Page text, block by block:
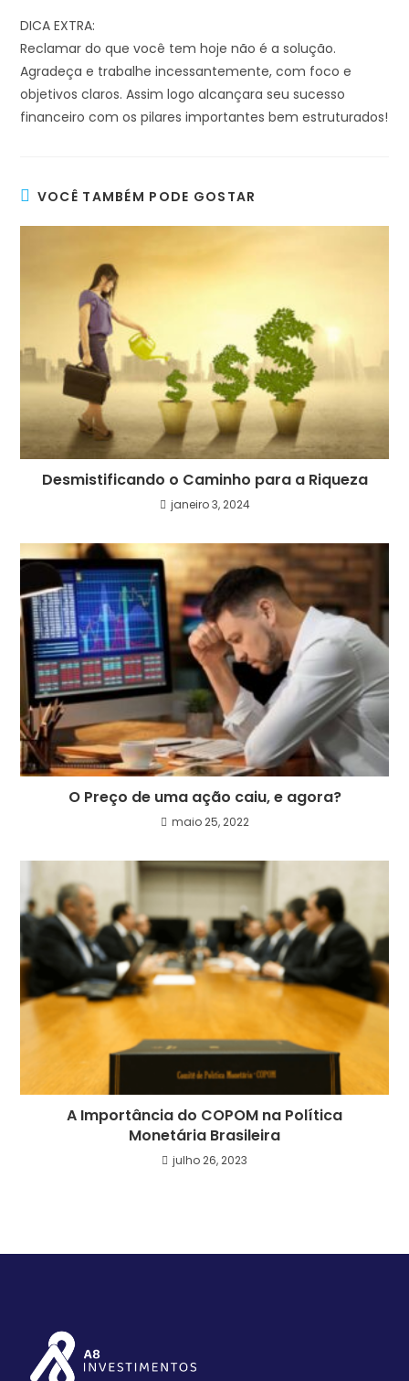
DICA EXTRA:
Reclamar do que você tem hoje não é a solução.
Agradeça e trabalhe incessantemente, com foco e
objetivos claros. Assim logo alcançara seu sucesso
financeiro com os pilares importantes bem estruturados!
VOCÊ TAMBÉM PODE GOSTAR
Desmistificando o Caminho para a Riqueza
janeiro 3, 2024
O Preço de uma ação caiu, e agora?
maio 25, 2022
A Importância do COPOM na Política
Monetária Brasileira
julho 26, 2023